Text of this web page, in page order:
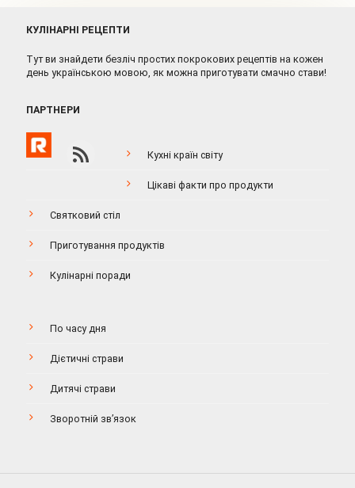
КУЛІНАРНІ РЕЦЕПТИ
Тут ви знайдети безліч простих покрокових рецептів на кожен
день українською мовою, як можна приготувати смачно стави!
ПАРТНЕРИ
Кухні країн світу
Цікаві факти про продукти
Святковий стіл
Приготування продуктів
Кулінарні поради
По часу дня
Дієтичні страви
Дитячі страви
Зворотній зв’язок